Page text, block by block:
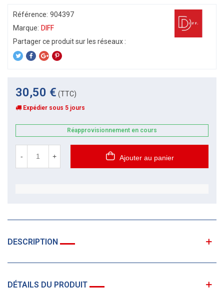
Référence: 904397
Marque: DIFF
30,50 € (TTC)
Expédier sous 5 jours
Réapprovisionnement en cours
- + Ajouter au panier
DESCRIPTION
DÉTAILS DU PRODUIT